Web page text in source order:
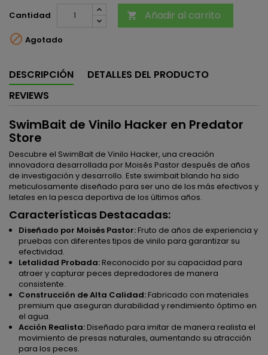
Cantidad  Añadir al carrito
 Agotado
DESCRIPCIÓN
DETALLES DEL PRODUCTO
REVIEWS
SwimBait de Vinilo Hacker en Predator
Store
Descubre el SwimBait de Vinilo Hacker, una creación
innovadora desarrollada por Moisés Pastor después de años
de investigación y desarrollo. Este swimbait blando ha sido
meticulosamente diseñado para ser uno de los más efectivos y
letales en la pesca deportiva de los últimos años.
Características Destacadas:
Diseñado por Moisés Pastor:Fruto de años de experiencia y
pruebas con diferentes tipos de vinilo para garantizar su
efectividad.
Letalidad Probada:Reconocido por su capacidad para
atraer y capturar peces depredadores de manera
consistente.
Construcción de Alta Calidad:Fabricado con materiales
premium que aseguran durabilidad y rendimiento óptimo en
el agua.
Acción Realista:Diseñado para imitar de manera realista el
movimiento de presas naturales, aumentando su atracción
para los peces.